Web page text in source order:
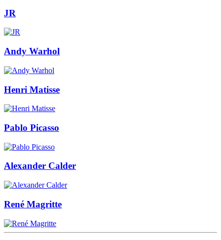
JR
Andy Warhol
Henri Matisse
Pablo Picasso
Alexander Calder
René Magritte